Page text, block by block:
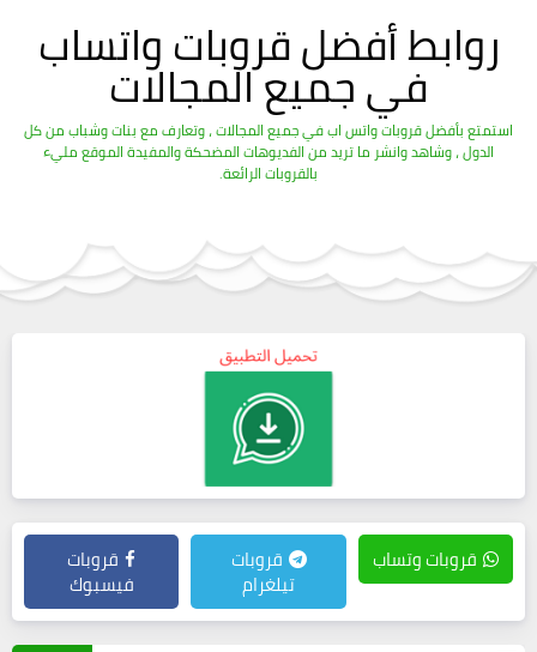
روابط أفضل قروبات واتساب
في جميع المجالات
استمتع بأفضل قروبات واتس اب في جميع المجالات ، وتعارف مع بنات وشباب من كل
الدول ، وشاهد وانشر ما تريد من الفديوهات المضحكة والمفيدة الموقع مليء
بالقروبات الرائعة.
قروبات وتساب قروبات
تيلغرام
قروبات
فيسبوك